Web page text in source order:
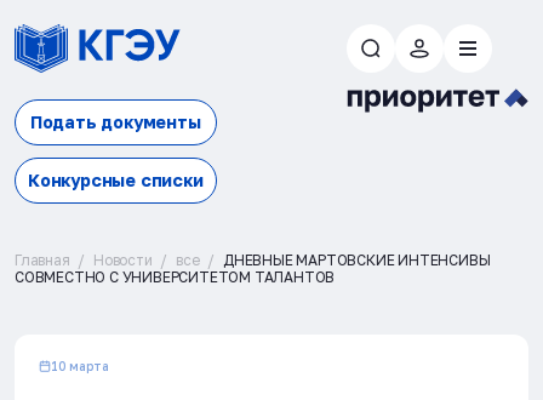
Подать документы
Конкурсные списки
Главная Новости все
ДНЕВНЫЕ МАРТОВСКИЕ ИНТЕНСИВЫ
СОВМЕСТНО С УНИВЕРСИТЕТОМ ТАЛАНТОВ
10 марта